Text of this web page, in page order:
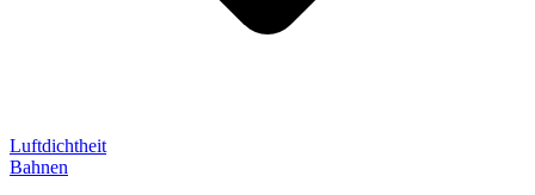
Luftdichtheit
Bahnen